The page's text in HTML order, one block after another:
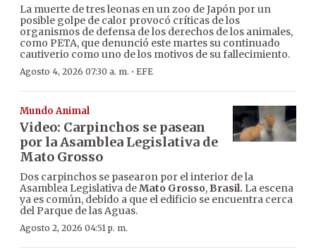
La muerte de tres leonas en un zoo de Japón por un
posible golpe de calor provocó críticas de los
organismos de defensa de los derechos de los animales,
como PETA, que denunció este martes su continuado
cautiverio como uno de los motivos de su fallecimiento.
Agosto 4, 2026 07:30 a. m. · EFE
Mundo Animal
Video: Carpinchos se pasean
por la Asamblea Legislativa de
Mato Grosso
Dos carpinchos se pasearon por el interior de la
Asamblea Legislativa deMato Grosso, Brasil. La escena
ya es común, debido a que el edificio se encuentra cerca
del Parque de las Aguas.
Agosto 2, 2026 04:51 p. m.